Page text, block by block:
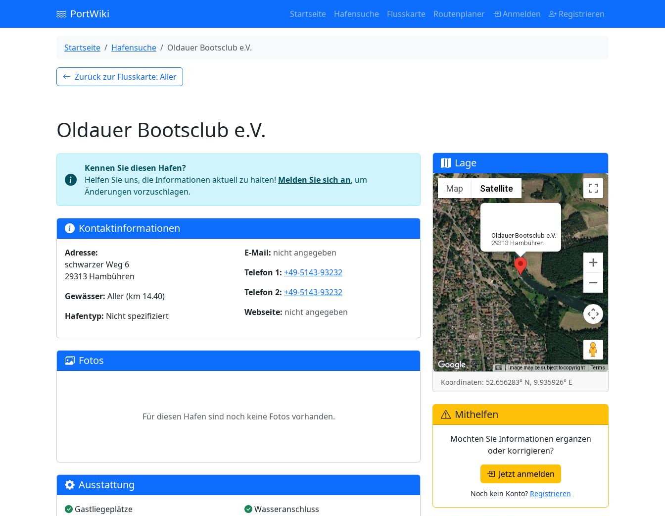
PortWiki Startseite Hafensuche Flusskarte Routenplaner Anmelden Registrieren
Startseite Hafensuche Oldauer Bootsclub e.V.
Zurück zur Flusskarte: Aller
Oldauer Bootsclub e.V.
Kennen Sie diesen Hafen?
Helfen Sie uns, die Informationen aktuell zu halten! Melden Sie sich an, um
Änderungen vorzuschlagen.
Kontaktinformationen
Adresse:
schwarzer Weg 6
29313 Hambühren
Gewässer: Aller (km 14.40)
Hafentyp: Nicht spezifiziert
E-Mail: nicht angegeben
Telefon 1: +49-5143-93232
Telefon 2: +49-5143-93232
Webseite: nicht angegeben
Fotos
Für diesen Hafen sind noch keine Fotos vorhanden.
Ausstattung
Gastliegeplätze
Wasseranschluss
Lage
Oldauer Bootsclub e.V.
29313 Hambühren
Map Satellite
Image may be subject to copyright Terms
Koordinaten: 52.656283° N, 9.935926° E
Mithelfen
Möchten Sie Informationen ergänzen
oder korrigieren?
Jetzt anmelden
Noch kein Konto? Registrieren